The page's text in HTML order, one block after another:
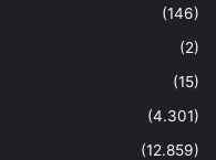
(146)
(2)
(15)
(4.301)
(12.859)